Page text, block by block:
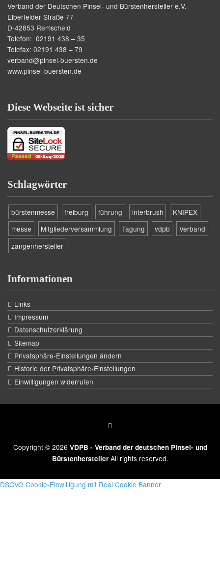
Verband der Deutschen Pinsel- und Bürstenhersteller e.V.
Elberfelder Straße 77
D-42853 Remscheid
Telefon: 02191 438 – 35
Telefax: 02191 438 – 79
verband@pinsel-buersten.de
www.pinsel-buersten.de
Diese Webseite ist sicher
Schlagwörter
bürstenmesse freiburg führung interbrush
KNIPEX
messe
Mitgliederversammlung Tagung vdpb
Verband
zangenhersteller
Informationen
Links
Impressum
Datenschutzerklärung
Sitemap
Privatsphäre-Einstellungen ändern
Historie der Privatsphäre-Einstellungen
Einwilligungen widerrufen
Copyright © 2026 VDPB - Verband der deutschen Pinsel- und
BürstenherstellerAll rights reserved.
DSGVO Cookie-Einwilligung mit Real Cookie Banner